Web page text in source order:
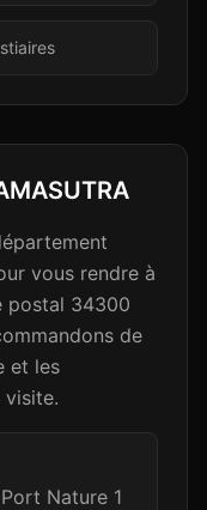
vous rendre à
postal 34300
de
et les
Nature 1